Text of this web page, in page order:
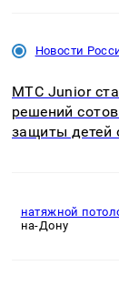
Новости
МТС Junior
решений
защиты детей
натяжной
на-Дону